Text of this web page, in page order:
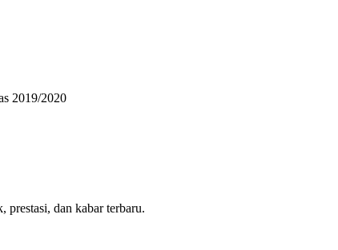
2019/2020
dan kabar terbaru.